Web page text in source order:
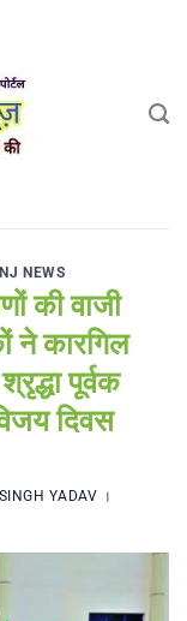
NEWS
की वाजी
ने कारगिल
पूर्वक
दिवस
YADAV ।